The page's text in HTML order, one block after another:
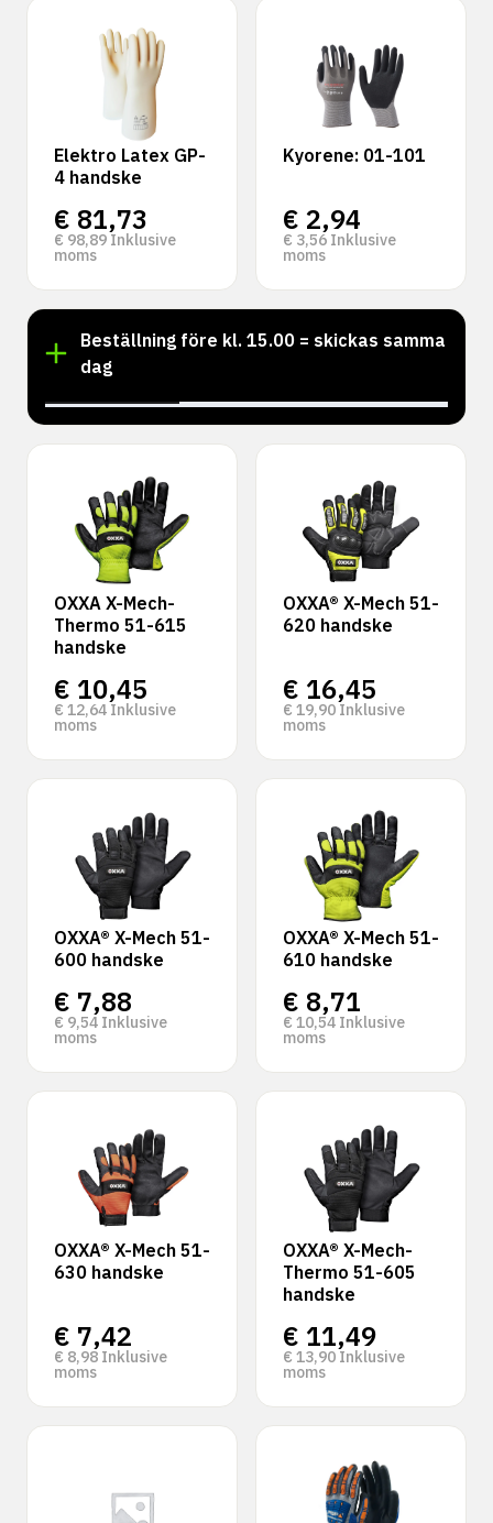
Elektro Latex GP-
4 handske
€ 81,73
€ 98,89 Inklusive
moms
Kyorene: 01-101
€ 2,94
€ 3,56 Inklusive
moms
Beställning före kl. 15.00 = skickas samma
dag
OXXA X-Mech-
Thermo 51-615
handske
€ 10,45
€ 12,64 Inklusive
moms
OXXA® X-Mech 51-
620 handske
€ 16,45
€ 19,90 Inklusive
moms
OXXA® X-Mech 51-
600 handske
€ 7,88
€ 9,54 Inklusive
moms
OXXA® X-Mech 51-
610 handske
€ 8,71
€ 10,54 Inklusive
moms
OXXA® X-Mech 51-
630 handske
€ 7,42
€ 8,98 Inklusive
moms
OXXA® X-Mech-
Thermo 51-605
handske
€ 11,49
€ 13,90 Inklusive
moms